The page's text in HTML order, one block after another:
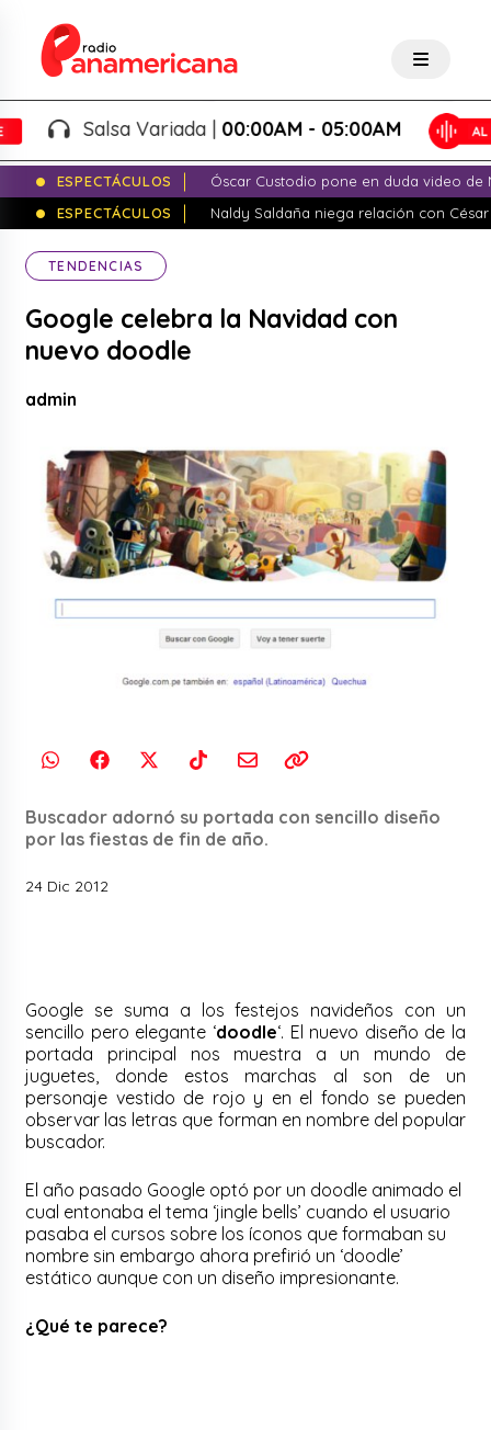
Salsa Variada |00:00AM - 05:00AM
ESPECTÁCULOS
Óscar Custodio pone en duda video de
ESPECTÁCULOS
Naldy Saldaña niega relación con
TENDENCIAS
Google celebra la Navidad con
nuevo doodle
admin
Buscador adornó su portada con sencillo diseño
por las fiestas de fin de año.
24 Dic 2012
Google se suma a los festejos navideños con un
sencillo pero elegante ‘doodle‘. El nuevo diseño de la
portada principal nos muestra a un mundo de
juguetes, donde estos marchas al son de un
personaje vestido de rojo y en el fondo se pueden
observar las letras que forman en nombre del popular
buscador.
El año pasado Google optó por un doodle animado el
cual entonaba el tema ‘jingle bells’ cuando el usuario
pasaba el cursos sobre los íconos que formaban su
nombre sin embargo ahora prefirió un ‘doodle’
estático aunque con un diseño impresionante.
¿Qué te parece?